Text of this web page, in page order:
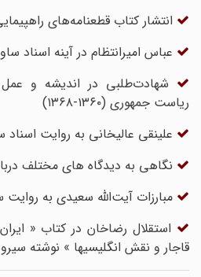
انتشار کتاب قطعنامه‌های
عباس امیرانتظام در آینه اسناد
شهادت‌طلبی در اندیشه و عمل
ریاست جمهوری (۱۳۶۰-۱۳۶۸)
علینقی عالیخانی به روایت اسناد
نگاهی به دیدگاه های مختلف
مبارزات آیت‌الله سعیدی به روایت
استقلال رضاخان در کتاب « ایران،
قاجار و نقش انگلیسیها » نوشته